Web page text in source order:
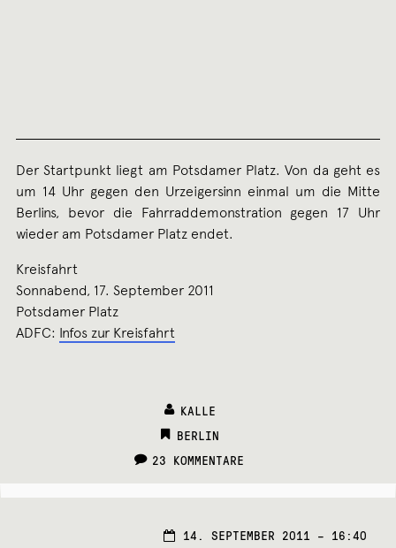
Der Startpunkt liegt am Potsdamer Platz. Von da geht es
um 14 Uhr gegen den Urzeigersinn einmal um die Mitte
Berlins, bevor die Fahrraddemonstration gegen 17 Uhr
wieder am Potsdamer Platz endet.
Kreisfahrt
Sonnabend, 17. September 2011
Potsdamer Platz
ADFC: Infos zur Kreisfahrt
KALLE
CATEGORIES:
BERLIN
23 KOMMENTARE
14. SEPTEMBER 2011 – 16:40